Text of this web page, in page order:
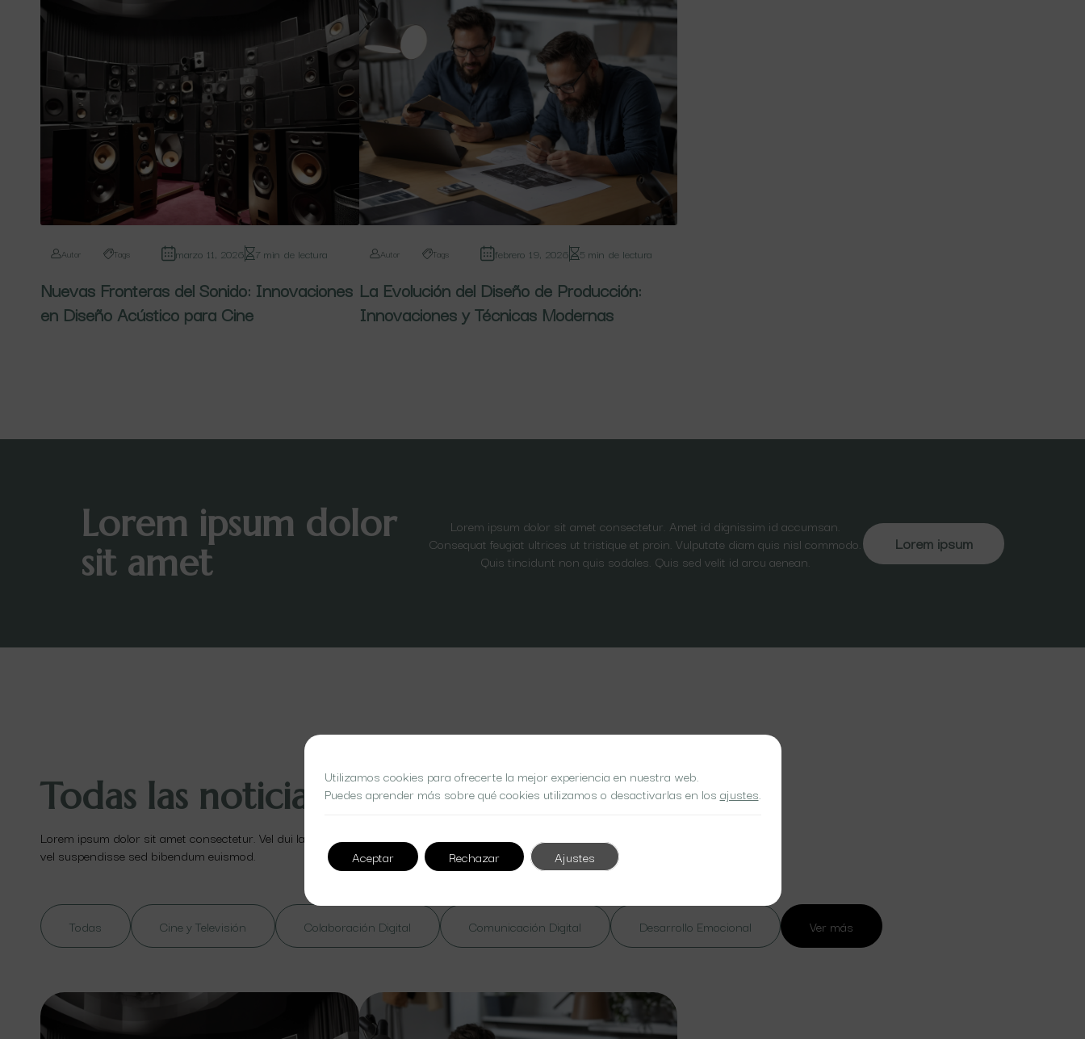
Autor Tags marzo 11, 2026 7 min de lectura
Nuevas Fronteras del Sonido: Innovaciones
en Diseño Acústico para Cine
Autor Tags febrero 19, 2026 5 min de lectura
La Evolución del Diseño de Producción:
Innovaciones y Técnicas Modernas
Lorem ipsum dolor
sit amet
Lorem ipsum dolor sit amet consectetur. Amet id dignissim id accumsan.
Consequat feugiat ultrices ut tristique et proin. Vulputate diam quis nisl commodo.
Quis tincidunt non quis sodales. Quis sed velit id arcu aenean.
Lorem ipsum
Todas las noticias
Lorem ipsum dolor sit amet consectetur. Vel dui lacinia id ut at nibh. Nulla lorem massa
vel suspendisse sed bibendum euismod.
Todas Cine y Televisión Colaboración Digital Comunicación Digital Desarrollo Emocional Ver más
Utilizamos cookies para ofrecerte la mejor experiencia en nuestra web.
Puedes aprender más sobre qué cookies utilizamos o desactivarlas en los ajustes
Aceptar Rechazar Ajustes